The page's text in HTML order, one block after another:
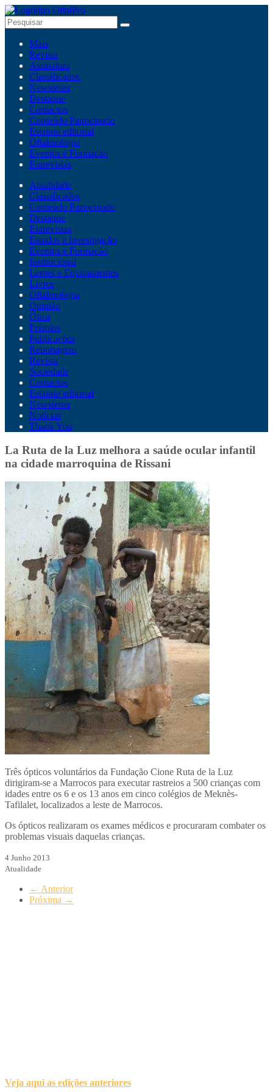
Mais
Revista
Assinatura
Classificados
Newsletter
Destaque
Contactos
Conteúdo Patrocinado
Estatuto editorial
Oftalmologia
Eventos e Formação
Entrevistas
Atualidade
Classificados
Conteúdo Patrocinado
Destaque
Entrevistas
Estudos e Investigação
Eventos e Formação
Institucional
Lentes e Equipamentos
Livros
Oftalmologia
Opinião
Ótica
Prémios
Publicações
Reportagem
Revista
Sociedade
Contactos
Estatuto editorial
Newsletter
Notícias
Thank You
La Ruta de la Luz melhora a saúde ocular infantil
na cidade marroquina de Rissani
Três ópticos voluntários da Fundação Cione Ruta de la Luz
dirigiram-se a Marrocos para executar rastreios a 500 crianças com
idades entre os 6 e os 13 anos em cinco colégios de Meknès-
Tafilalet, localizados a leste de Marrocos.
Os ópticos realizaram os exames médicos e procuraram combater os
problemas visuais daquelas crianças.
4 Junho 2013
Atualidade
← Anterior
Próxima →
Veja aqui as edições anteriores